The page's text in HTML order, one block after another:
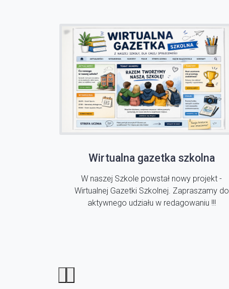
Wirtualna gazetka szkolna
W naszej Szkole powstał nowy projekt -
Wirtualnej Gazetki Szkolnej. Zapraszamy do
aktywnego udziału w redagowaniu !!!